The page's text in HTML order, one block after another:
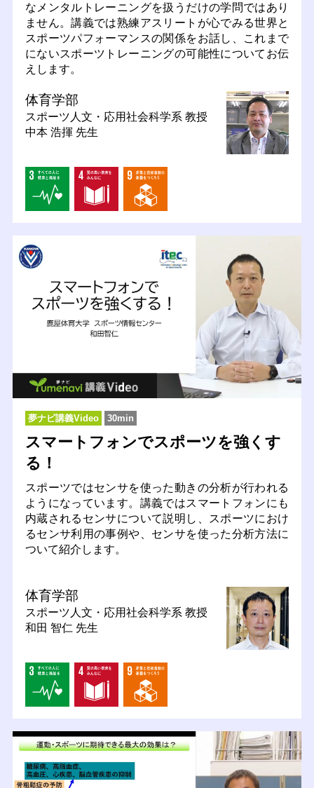
なメンタルトレーニングを扱うだけの学問ではあり
ません。講義では熟練アスリートが心でみる世界と
スポーツパフォーマンスの関係をお話し、これまで
にないスポーツトレーニングの可能性についてお伝
えします。
体育学部
スポーツ人文・応用社会科学系 教授
中本 浩揮 先生
夢ナビ講義Video 30min
スマートフォンでスポーツを強くす
る！
スポーツではセンサを使った動きの分析が行われる
ようになっています。講義ではスマートフォンにも
内蔵されるセンサについて説明し、スポーツにおけ
るセンサ利用の事例や、センサを使った分析方法に
ついて紹介します。
体育学部
スポーツ人文・応用社会科学系 教授
和田 智仁 先生